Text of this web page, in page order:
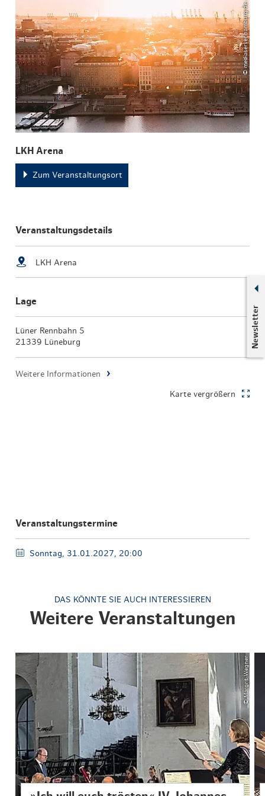
Newsletter
LKH Arena
Zum Veranstaltungsort
Veranstaltungsdetails
LKH Arena
Lage
Lüner Rennbahn 5
21339 Lüneburg
Weitere Informationen
Karte vergrößern
Veranstaltungstermine
Sonntag, 31.01.2027, 20:00
DAS KÖNNTE SIE AUCH INTERESSIEREN
Weitere Veranstaltungen
© Margrit Wegner